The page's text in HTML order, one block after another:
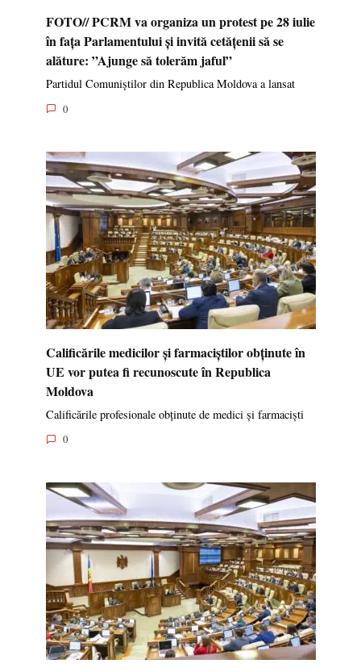
FOTO// PCRM va organiza un protest pe 28 iulie
în fața Parlamentului și invită cetățenii să se
alăture: ”Ajunge să tolerăm jaful”
Partidul Comuniștilor din Republica Moldova a lansat
0
Calificările medicilor și farmaciștilor obținute în
UE vor putea fi recunoscute în Republica
Moldova
Calificările profesionale obținute de medici și farmaciști
0